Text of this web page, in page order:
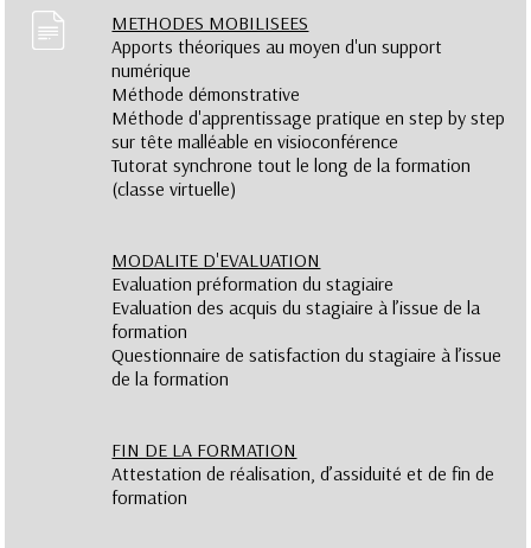
METHODES MOBILISEES
Apports théoriques au moyen d'un support
numérique
Méthode démonstrative
Méthode d'apprentissage pratique en step by step
sur tête malléable en visioconférence
Tutorat synchrone tout le long de la formation
(classe virtuelle)
MODALITE D'EVALUATION
Evaluation préformation du stagiaire
Evaluation des acquis du stagiaire à l’issue de la
formation
Questionnaire de satisfaction du stagiaire à l’issue
de la formation
FIN DE LA FORMATION
Attestation de réalisation, d’assiduité et de fin de
formation